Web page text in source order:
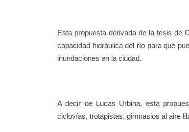
Esta propuesta derivada de la tesis de
capacidad hidráulica del río para que
inundaciones en la ciudad.
A decir de Lucas Urbina, esta
ciclovías, trotapistas, gimnasios al aire